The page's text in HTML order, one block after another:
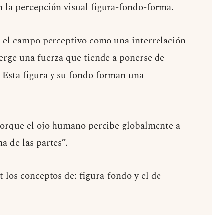
la percepción visual figura-fondo-forma.
campo perceptivo como una interrelación
una fuerza que tiende a ponerse de
figura y su fondo forman una
el ojo humano percibe globalmente a
de las partes”.
los conceptos de: figura-fondo y el de